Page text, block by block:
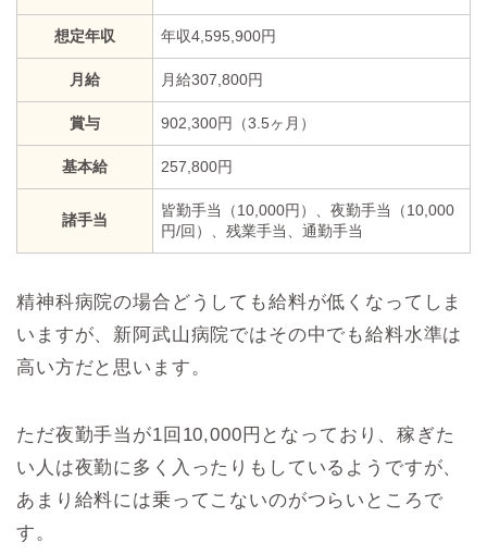
想定年収 年収4,595,900円
月給 月給307,800円
賞与 902,300円（3.5ヶ月）
基本給 257,800円
諸手当
皆勤手当（10,000円）、夜勤手当（10,000
円/回）、残業手当、通勤手当
精神科病院の場合どうしても給料が低くなってしま
いますが、新阿武山病院ではその中でも給料水準は
高い方だと思います。
ただ夜勤手当が1回10,000円となっており、稼ぎた
い人は夜勤に多く入ったりもしているようですが、
あまり給料には乗ってこないのがつらいところで
す。